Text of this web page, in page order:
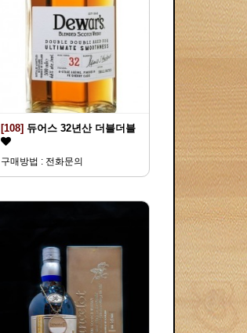
[108]듀어스 32년산 더블더블
구매방법 : 전화문의